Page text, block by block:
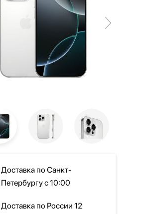
Доставка по Санкт-
Петербургу с 10:00
Доставка по России 12